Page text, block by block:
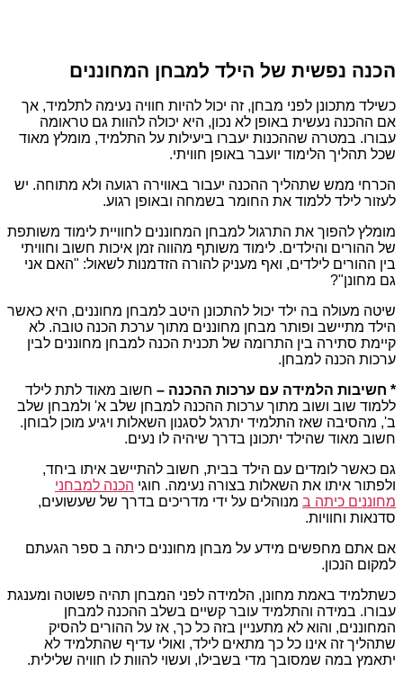
הכנה נפשית של הילד למבחן המחוננים
כשילד מתכונן לפני מבחן, זה יכול להיות חוויה נעימה לתלמיד, אך
אם ההכנה נעשית באופן לא נכון, היא יכולה להוות גם טראומה
עבורו. במטרה שההכנות יעברו ביעילות על התלמיד, מומלץ מאוד
שכל תהליך הלימוד יועבר באופן חוויתי.
הכרחי ממש שתהליך ההכנה יעבור באווירה רגועה ולא מתוחה. יש
לעזור לילד ללמוד את החומר בשמחה ובאופן רגוע.
מומלץ להפוך את התרגול למבחן המחוננים לחוויית לימוד משותפת
של ההורים והילדים. לימוד משותף מהווה זמן איכות חשוב וחוויתי
בין ההורים לילדים, ואף מעניק להורה הזדמנות לשאול: "האם אני
גם מחונן"?
שיטה מעולה בה ילד יכול להתכונן היטב למבחן מחוננים, היא כאשר
הילד מתיישב ופותר מבחן מחוננים מתוך ערכת הכנה טובה. לא
קיימת סתירה בין התרומה של תכנית הכנה למבחן מחוננים לבין
ערכות הכנה למבחן.
* חשיבות הלמידה עם ערכות ההכנה – חשוב מאוד לתת לילד
ללמוד שוב ושוב מתוך ערכות ההכנה למבחן שלב א' ולמבחן שלב
ב', מהסיבה שאז התלמיד יתרגל לסגנון השאלות ויגיע מוכן לבוחן.
חשוב מאוד שהילד יתכונן בדרך שיהיה לו נעים.
גם כאשר לומדים עם הילד בבית, חשוב להתיישב איתו ביחד,
ולפתור איתו את השאלות בצורה נעימה. חוגי הכנה למבחני
מחוננים כיתה ב מנוהלים על ידי מדריכים בדרך של שעשועים,
סדנאות וחוויות.
אם אתם מחפשים מידע על מבחן מחוננים כיתה ב ספר הגעתם
למקום הנכון.
כשתלמיד באמת מחונן, הלמידה לפני המבחן תהיה פשוטה ומענגת
עבורו. במידה והתלמיד עובר קשיים בשלב ההכנה למבחן
המחוננים, והוא לא מתעניין בזה כל כך, אז על ההורים להסיק
שתהליך זה אינו כל כך מתאים לילד, ואולי עדיף שהתלמיד לא
יתאמץ במה שמסובך מדי בשבילו, ועשוי להוות לו חוויה שלילית.